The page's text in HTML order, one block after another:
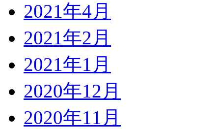
2021年4月
2021年2月
2021年1月
2020年12月
2020年11月